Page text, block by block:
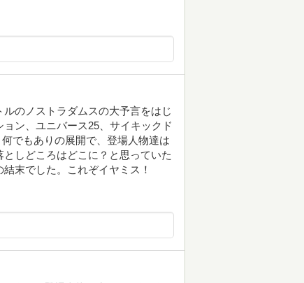
のノストラダムスの大予言をはじ
ン、ユニバース25、サイキックド
でもありの展開で、登場人物達は
しどころはどこに？と思っていた
末でした。これぞイヤミス！